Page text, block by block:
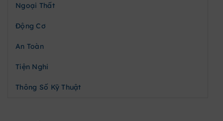
Ngoại Thất
Động Cơ
An Toàn
Tiện Nghi
Thông Số Kỹ Thuật